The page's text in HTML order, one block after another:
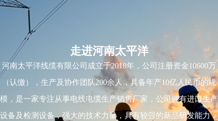
走进河南太平洋
河南太平洋线缆有限公司成立于2018年，公司注册资金10600万
（认缴），生产及协作团队200余人，具备年产10亿人民币的规
模，是一家专注从事电线电缆生产销售厂家，公司拥有进口生产
设备及检测设备，强大的技术力量，具有较强的新品研发能力，